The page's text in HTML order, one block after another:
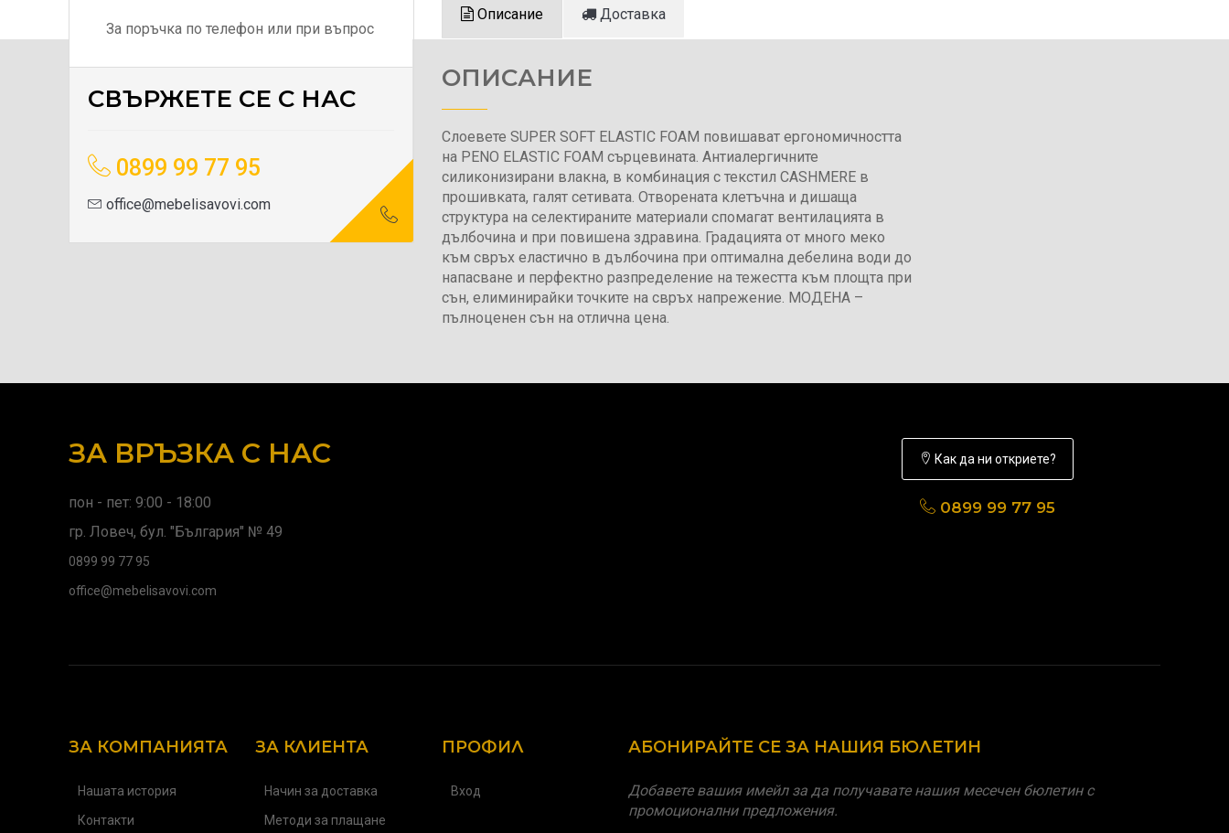
За поръчка по телефон или при въпрос
СВЪРЖЕТЕ СЕ С НАС
0899 99 77 95
office@mebelisavovi.com
Описание Доставка
ОПИСАНИЕ
Слоевете SUPER SOFT ELASTIC FOAM повишават ергономичността
на PENO ELASTIC FOAM сърцевината. Антиалергичните
силиконизирани влакна, в комбинация с текстил CASHMERE в
прошивката, галят сетивата. Отворената клетъчна и дишаща
структура на селектираните материали спомагат вентилацията в
дълбочина и при повишена здравина. Градацията от много меко
към свръх еластично в дълбочина при оптимална дебелина води до
напасване и перфектно разпределение на тежестта към площта при
сън, елиминирайки точките на свръх напрежение. МОДЕНА –
пълноценен сън на отлична цена.
ЗА ВРЪЗКА С НАС
пон - пет: 9:00 - 18:00
гр. Ловеч, бул. "България" № 49
0899 99 77 95
office@mebelisavovi.com
Как да ни откриете?
0899 99 77 95
ЗА КОМПАНИЯТА
Нашата история
Контакти
ЗА КЛИЕНТА
Начин за доставка
Методи за плащане
ПРОФИЛ
Вход
АБОНИРАЙТЕ СЕ ЗА НАШИЯ БЮЛЕТИН
Добавете вашия имейл за да получавате нашия месечен бюлетин с
промоционални предложения.